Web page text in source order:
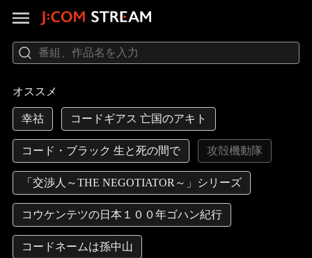
オススメ
幸祜 コードギアス 亡国のアキト
コード・ブラック 生と死の間で 攻殻機動隊
「交渉人～THE NEGOTIATOR～」シリーズ
コウケンテツの日本１００年ゴハン紀行
コードネームは孫中山